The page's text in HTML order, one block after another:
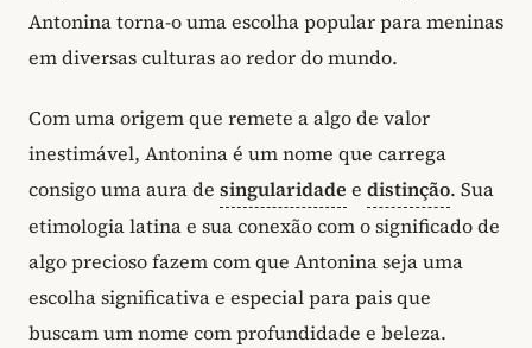
Antonina torna-o uma escolha popular para meninas
em diversas culturas ao redor do mundo.
Com uma origem que remete a algo de valor
inestimável, Antonina é um nome que carrega
consigo uma aura de singularidade e distinção. Sua
etimologia latina e sua conexão com o significado de
algo precioso fazem com que Antonina seja uma
escolha significativa e especial para pais que
buscam um nome com profundidade e beleza.